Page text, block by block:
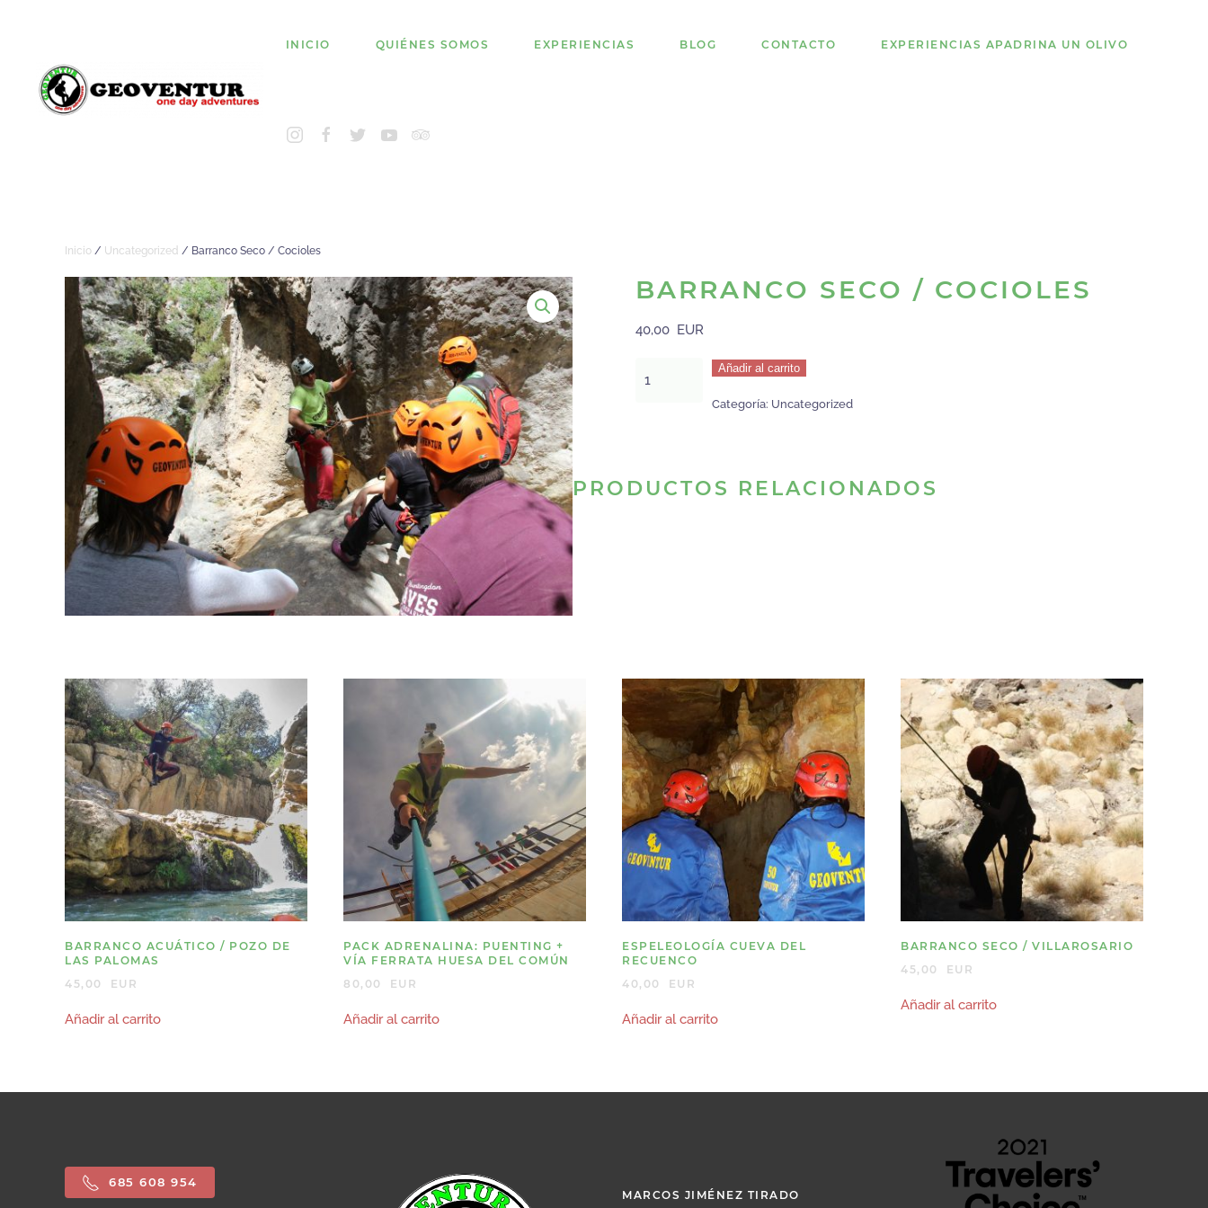
INICIO QUIÉNES SOMOS EXPERIENCIAS BLOG CONTACTO EXPERIENCIAS APADRINA UN OLIVO
Inicio / Uncategorized / Barranco Seco / Cocioles
BARRANCO SECO / COCIOLES
40,00 EUR
Seco
Añadir al carrito
Categoría: Uncategorized
PRODUCTOS RELACIONADOS
BARRANCO ACUÁTICO / POZO DE
LAS PALOMAS
45,00
EUR
Añadir al carrito
PACK ADRENALINA: PUENTING +
VÍA FERRATA HUESA DEL COMÚN
80,00
EUR
Añadir al carrito
ESPELEOLOGÍA CUEVA DEL
RECUENCO
40,00
EUR
Añadir al carrito
BARRANCO SECO / VILLAROSARIO
45,00
EUR
Añadir al carrito
685 608 954
MARCOS JIMÉNEZ TIRADO